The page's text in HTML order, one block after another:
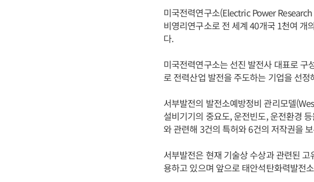
미국전력연구소(Electric Power
비영리연구소로 전 세계 40개국 1천여 개
다.
미국전력연구소는 선진 발전사 대표로 구
로 전력산업 발전을 주도하는 기업을 선
서부발전의 발전소예방정비 관리모델
설비기기의 중요도, 운전빈도, 운전환경
와 관련해 3건의 특허와 6건의 저작권을
서부발전은 현재 기술상 수상과 관련된
용하고 있으며 앞으로 태안석탄화력발전